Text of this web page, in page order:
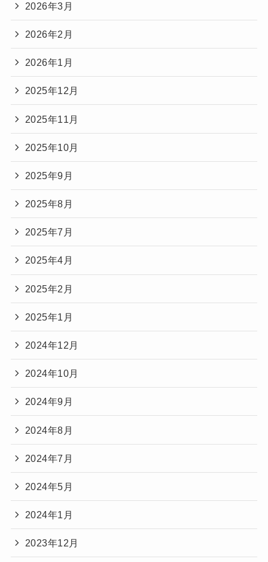
2026年3月
2026年2月
2026年1月
2025年12月
2025年11月
2025年10月
2025年9月
2025年8月
2025年7月
2025年4月
2025年2月
2025年1月
2024年12月
2024年10月
2024年9月
2024年8月
2024年7月
2024年5月
2024年1月
2023年12月